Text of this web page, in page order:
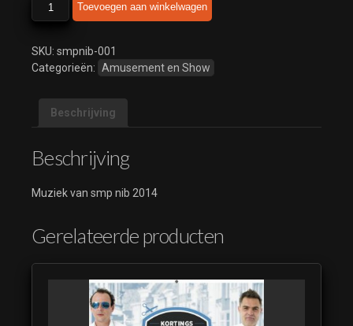
nib
aantal
Toevoegen aan winkelwagen
SKU: smpnib-001
Categorieën: Amusement en Show
Beschrijving
Beschrijving
Muziek van smp nib 2014
Gerelateerde producten